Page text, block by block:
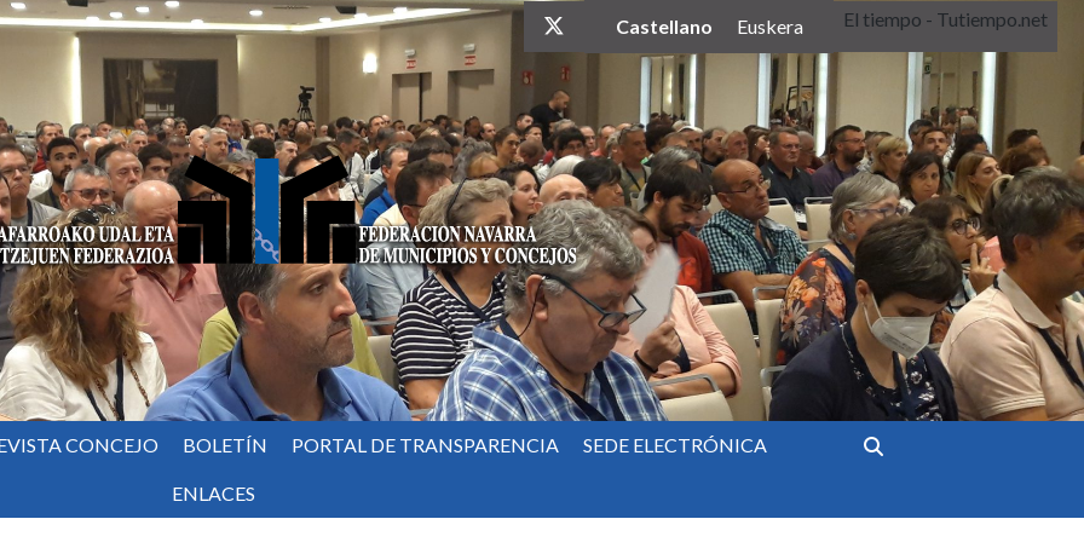
twitter
Castellano Euskera El tiempo - Tutiempo.net
CONCEJO BOLETÍN PORTAL DE TRANSPARENCIA SEDE ELECTRÓNICA
ENLACES